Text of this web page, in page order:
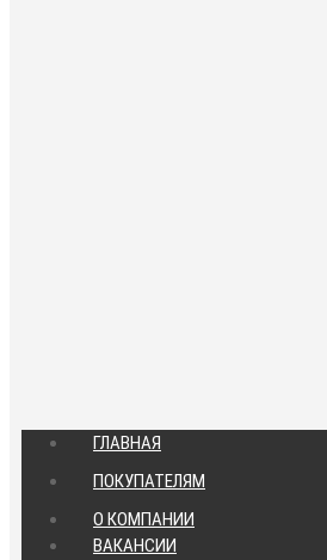
ГЛАВНАЯ
ПОКУПАТЕЛЯМ
О КОМПАНИИ
ВАКАНСИИ